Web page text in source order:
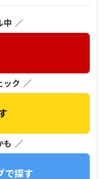
中 ／
ック ／
も ／
で探す